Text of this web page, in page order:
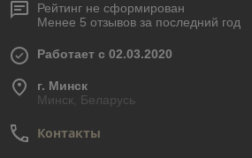
Рейтинг не сформирован
Менее 5 отзывов за последний год
Работает с 02.03.2020
г. Минск
Минск, Беларусь
Контакты